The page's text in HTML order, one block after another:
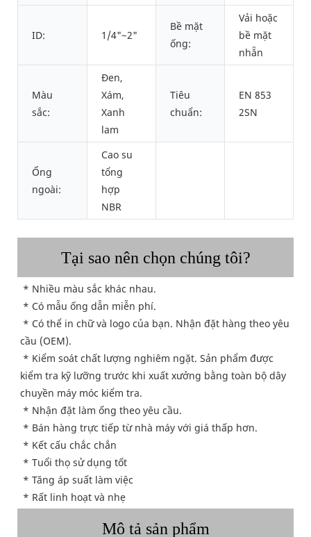
ID: 1/4"~2"
Bề mặt
ống:
Vải hoặc
bề mặt
nhẵn
Màu
sắc:
Đen,
Xám,
Xanh
lam
Tiêu
chuẩn:
EN 853
2SN
Ống
ngoài:
Cao su
tổng
hợp
NBR
Tại sao nên chọn chúng tôi?
* Nhiều màu sắc khác nhau.
* Có mẫu ống dẫn miễn phí.
cầu (OEM).
kiểm tra kỹ lưỡng trước khi xuất xưởng bằng toàn bộ dây
chuyền máy móc kiểm tra.
* Nhận đặt làm ống theo yêu cầu.
* Bán hàng trực tiếp từ nhà máy với giá thấp hơn.
* Kết cấu chắc chắn
* Tuổi thọ sử dụng tốt
* Tăng áp suất làm việc
* Rất linh hoạt và nhẹ
Mô tả sản phẩm